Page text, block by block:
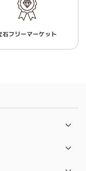
石フリーマーケット